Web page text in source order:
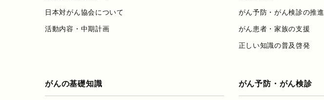
日本対がん協会について
活動内容・中期計画
がん予防・がん検診の推進
がん患者・家族の支援
正しい知識の普及啓発
がんの基礎知識 がん予防・がん検診